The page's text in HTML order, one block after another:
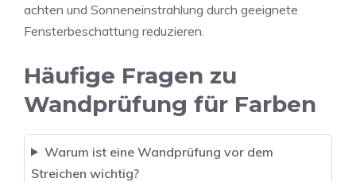
achten und Sonneneinstrahlung durch geeignete
Fensterbeschattung reduzieren.
Häufige Fragen zu
Wandprüfung für Farben
Warum ist eine Wandprüfung vor dem
Streichen wichtig?